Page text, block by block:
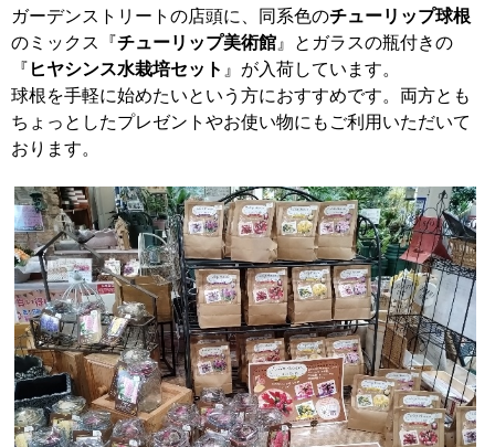
ガーデンストリートの店頭に、同系色のチューリップ球根
のミックス『チューリップ美術館』とガラスの瓶付きの
『ヒヤシンス水栽培セット 』が入荷しています。
球根を手軽に始めたいという方におすすめです。両方とも
ちょっとしたプレゼントやお使い物にもご利用いただいて
おります。